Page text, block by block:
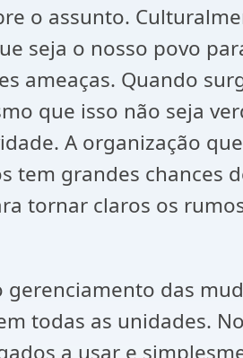
o assunto.
seja o nosso povo
ameaças. Quando
que isso não seja
A organização
tem grandes chances
tornar claros os
das
todas as unidades.
a usar e